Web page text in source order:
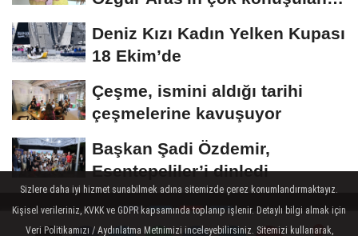
Deniz Kızı Kadın Yelken Kupası
18 Ekim’de
Çeşme, ismini aldığı tarihi
çeşmelerine kavuşuyor
Başkan Şadi Özdemir,
Esentepeliler’i dinledi
Sizlere daha iyi hizmet sunabilmek adına sitemizde çerez konumlandırmaktayız.
Kişisel verileriniz, KVKK ve GDPR kapsamında toplanıp işlenir. Detaylı bilgi almak için
Veri Politikamızı / Aydınlatma Metnimizi inceleyebilirsiniz. Sitemizi kullanarak,